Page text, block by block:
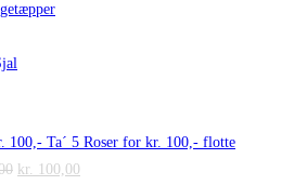
Ta´ 5 Roser for kr. 100,- flotte
Den
kr. 100,00